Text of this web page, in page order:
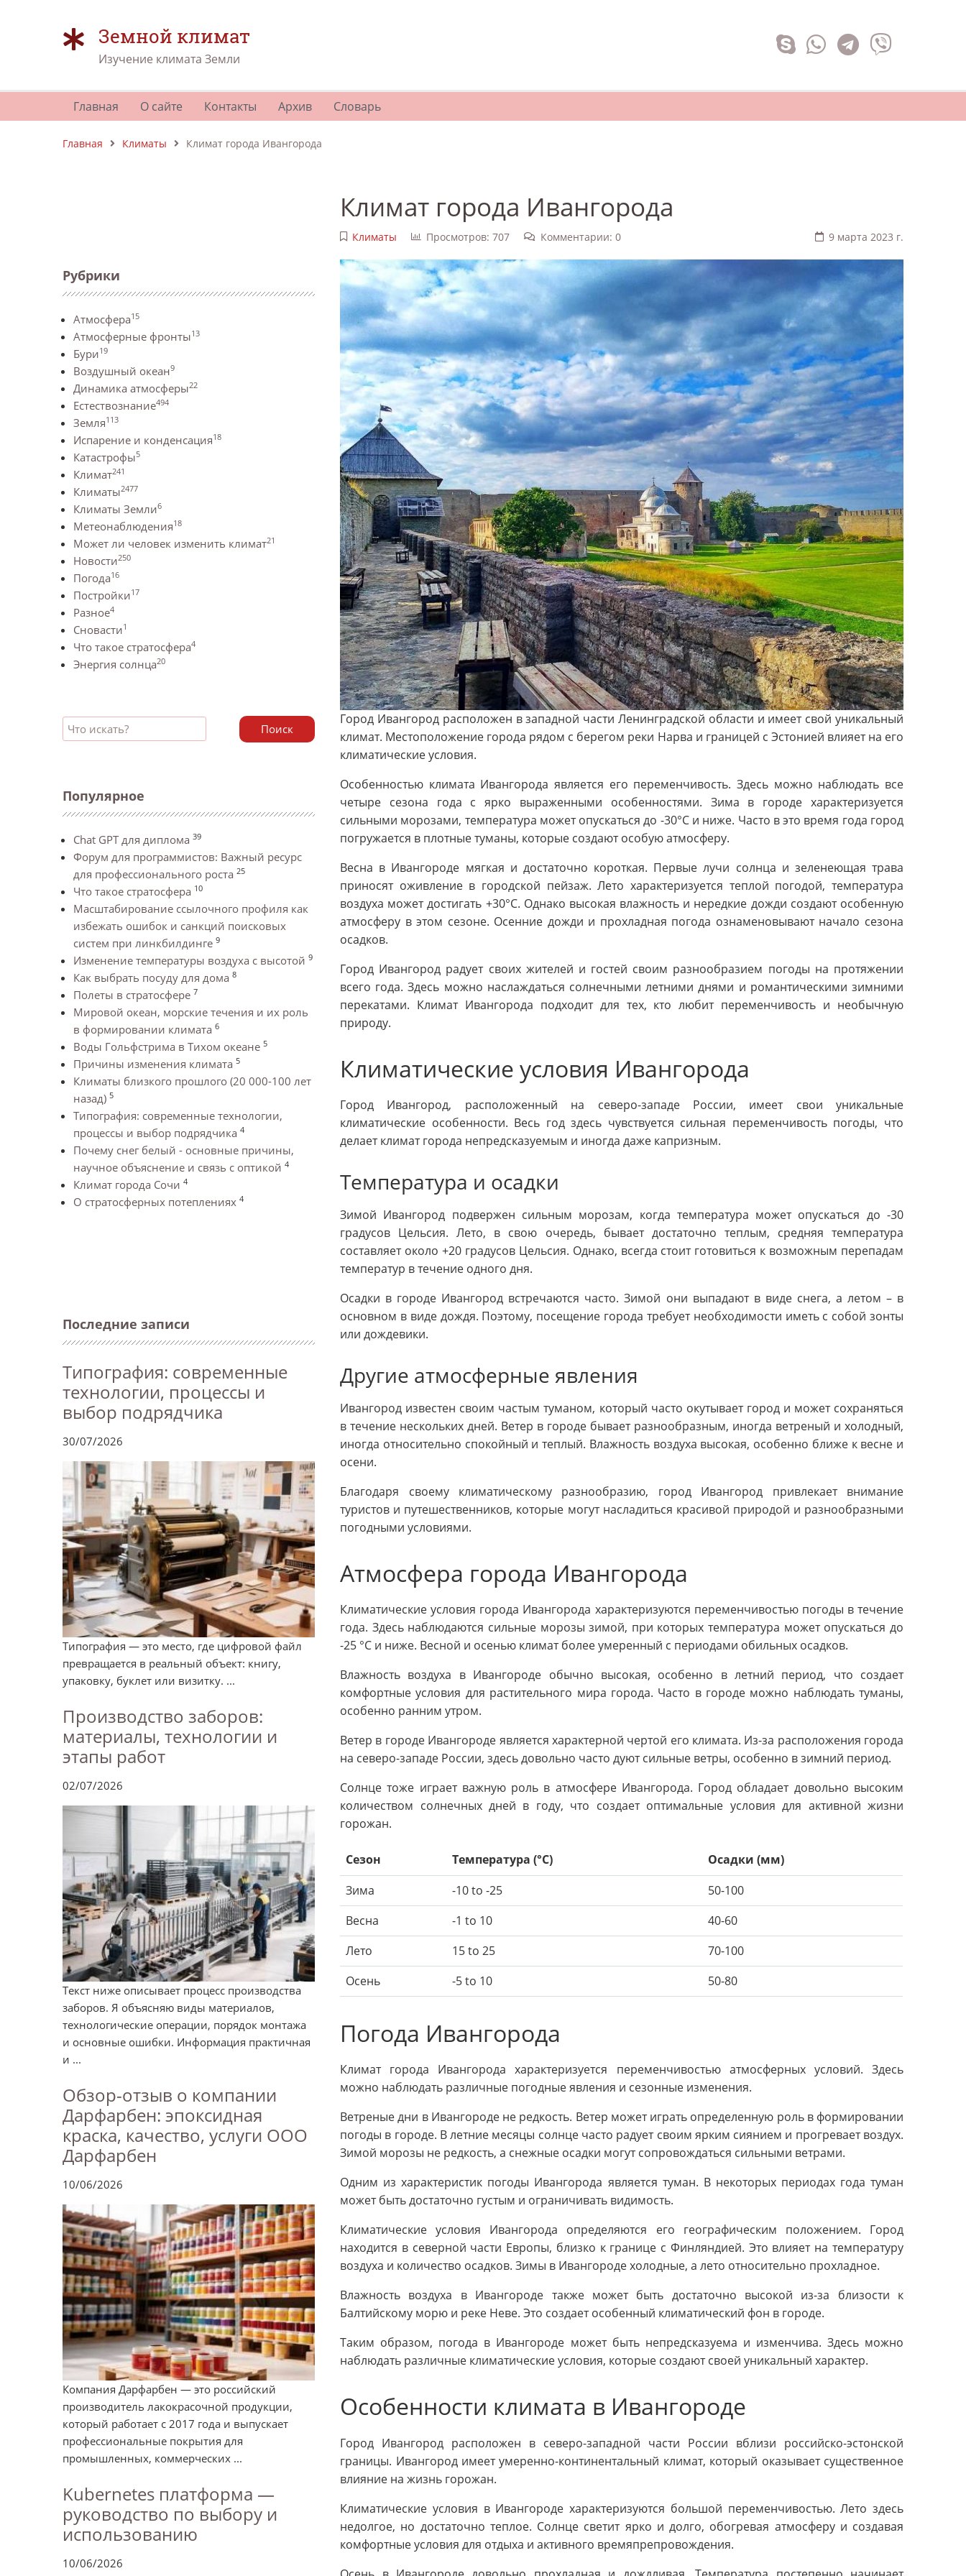
Земной климат
Изучение климата Земли
Главная О сайте Контакты Архив Словарь
Главная Климаты Климат города Ивангорода
Рубрики
Атмосфера15
Атмосферные фронты13
Бури19
Воздушный океан9
Динамика атмосферы22
Естествознание494
Земля113
Испарение и конденсация18
Катастрофы5
Климат241
Климаты2477
Климаты Земли6
Метеонаблюдения18
Может ли человек изменить климат21
Новости250
Погода16
Постройки17
Разное4
Сновасти1
Что такое стратосфера4
Энергия солнца20
Поиск
Популярное
Chat GPT для диплома 39
Форум для программистов: Важный ресурс
для профессионального роста 25
Что такое стратосфера 10
Масштабирование ссылочного профиля как
избежать ошибок и санкций поисковых
систем при линкбилдинге 9
Изменение температуры воздуха с высотой 9
Как выбрать посуду для дома 8
Полеты в стратосфере 7
Мировой океан, морские течения и их роль
в формировании климата 6
Воды Гольфстрима в Тихом океане 5
Причины изменения климата 5
Климаты близкого прошлого (20 000-100 лет
назад) 5
Типография: современные технологии,
процессы и выбор подрядчика 4
Почему снег белый - основные причины,
научное объяснение и связь с оптикой 4
Климат города Сочи 4
О стратосферных потеплениях 4
Последние записи
Типография: современные
технологии, процессы и
выбор подрядчика
30/07/2026
Типография — это место, где цифровой файл
превращается в реальный объект: книгу,
упаковку, буклет или визитку. ...
Производство заборов:
материалы, технологии и
этапы работ
02/07/2026
Текст ниже описывает процесс производства
заборов. Я объясняю виды материалов,
технологические операции, порядок монтажа
и основные ошибки. Информация практичная
и ...
Обзор-отзыв о компании
Дарфарбен: эпоксидная
краска, качество, услуги ООО
Дарфарбен
10/06/2026
Компания Дарфарбен — это российский
производитель лакокрасочной продукции,
который работает с 2017 года и выпускает
профессиональные покрытия для
промышленных, коммерческих ...
Kubernetes платформа —
руководство по выбору и
использованию
10/06/2026
Климат города Ивангорода
Климаты Просмотров: 707 Комментарии: 0 9 марта 2023 г.
Город Ивангород расположен в западной части Ленинградской области и имеет свой уникальный
климат. Местоположение города рядом с берегом реки Нарва и границей с Эстонией влияет на его
климатические условия.
Особенностью климата Ивангорода является его переменчивость. Здесь можно наблюдать все
четыре сезона года с ярко выраженными особенностями. Зима в городе характеризуется
сильными морозами, температура может опускаться до -30°C и ниже. Часто в это время года город
погружается в плотные туманы, которые создают особую атмосферу.
Весна в Ивангороде мягкая и достаточно короткая. Первые лучи солнца и зеленеющая трава
приносят оживление в городской пейзаж. Лето характеризуется теплой погодой, температура
воздуха может достигать +30°C. Однако высокая влажность и нередкие дожди создают особенную
атмосферу в этом сезоне. Осенние дожди и прохладная погода ознаменовывают начало сезона
осадков.
Город Ивангород радует своих жителей и гостей своим разнообразием погоды на протяжении
всего года. Здесь можно наслаждаться солнечными летними днями и романтическими зимними
перекатами. Климат Ивангорода подходит для тех, кто любит переменчивость и необычную
природу.
Климатические условия Ивангорода
Город Ивангород, расположенный на северо-западе России, имеет свои уникальные
климатические особенности. Весь год здесь чувствуется сильная переменчивость погоды, что
делает климат города непредсказуемым и иногда даже капризным.
Температура и осадки
Зимой Ивангород подвержен сильным морозам, когда температура может опускаться до -30
градусов Цельсия. Лето, в свою очередь, бывает достаточно теплым, средняя температура
составляет около +20 градусов Цельсия. Однако, всегда стоит готовиться к возможным перепадам
температур в течение одного дня.
Осадки в городе Ивангород встречаются часто. Зимой они выпадают в виде снега, а летом – в
основном в виде дождя. Поэтому, посещение города требует необходимости иметь с собой зонты
или дождевики.
Другие атмосферные явления
Ивангород известен своим частым туманом, который часто окутывает город и может сохраняться
в течение нескольких дней. Ветер в городе бывает разнообразным, иногда ветреный и холодный,
иногда относительно спокойный и теплый. Влажность воздуха высокая, особенно ближе к весне и
осени.
Благодаря своему климатическому разнообразию, город Ивангород привлекает внимание
туристов и путешественников, которые могут насладиться красивой природой и разнообразными
погодными условиями.
Атмосфера города Ивангорода
Климатические условия города Ивангорода характеризуются переменчивостью погоды в течение
года. Здесь наблюдаются сильные морозы зимой, при которых температура может опускаться до
-25 °C и ниже. Весной и осенью климат более умеренный с периодами обильных осадков.
Влажность воздуха в Ивангороде обычно высокая, особенно в летний период, что создает
комфортные условия для растительного мира города. Часто в городе можно наблюдать туманы,
особенно ранним утром.
Ветер в городе Ивангороде является характерной чертой его климата. Из-за расположения города
на северо-западе России, здесь довольно часто дуют сильные ветры, особенно в зимний период.
Солнце тоже играет важную роль в атмосфере Ивангорода. Город обладает довольно высоким
количеством солнечных дней в году, что создает оптимальные условия для активной жизни
горожан.
Сезон Температура (°C)
Осадки (мм)
Зима
-10 to -25
50-100
Весна
-1 to 10
40-60
Лето
15 to 25
70-100
Осень
-5 to 10 50-80
Погода Ивангорода
Климат города Ивангорода характеризуется переменчивостью атмосферных условий. Здесь
можно наблюдать различные погодные явления и сезонные изменения.
Ветреные дни в Ивангороде не редкость. Ветер может играть определенную роль в формировании
погоды в городе. В летние месяцы солнце часто радует своим ярким сиянием и прогревает воздух.
Зимой морозы не редкость, а снежные осадки могут сопровождаться сильными ветрами.
Одним из характеристик погоды Ивангорода является туман. В некоторых периодах года туман
может быть достаточно густым и ограничивать видимость.
Климатические условия Ивангорода определяются его географическим положением. Город
находится в северной части Европы, близко к границе с Финляндией. Это влияет на температуру
воздуха и количество осадков. Зимы в Ивангороде холодные, а лето относительно прохладное.
Влажность воздуха в Ивангороде также может быть достаточно высокой из-за близости к
Балтийскому морю и реке Неве. Это создает особенный климатический фон в городе.
Таким образом, погода в Ивангороде может быть непредсказуема и изменчива. Здесь можно
наблюдать различные климатические условия, которые создают своей уникальный характер.
Особенности климата в Ивангороде
Город Ивангород расположен в северо-западной части России вблизи российско-эстонской
границы. Ивангород имеет умеренно-континентальный климат, который оказывает существенное
влияние на жизнь горожан.
Климатические условия в Ивангороде характеризуются большой переменчивостью. Лето здесь
недолгое, но достаточно теплое. Солнце светит ярко и долго, обогревая атмосферу и создавая
комфортные условия для отдыха и активного времяпрепровождения.